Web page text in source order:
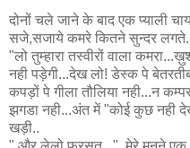
दोनों चले जाने के बाद एक प्याली
सजे,सजाये कमरे कितने सुन्दर
"लो तुम्हारा तस्वीरों वाला
नही पड़ेगी...देख लो! डेस्क पे
कपड़ों पे गीला तौलिया नही...न
झगडा नही...अंत में "कोई कुछ नही
खड़ी..